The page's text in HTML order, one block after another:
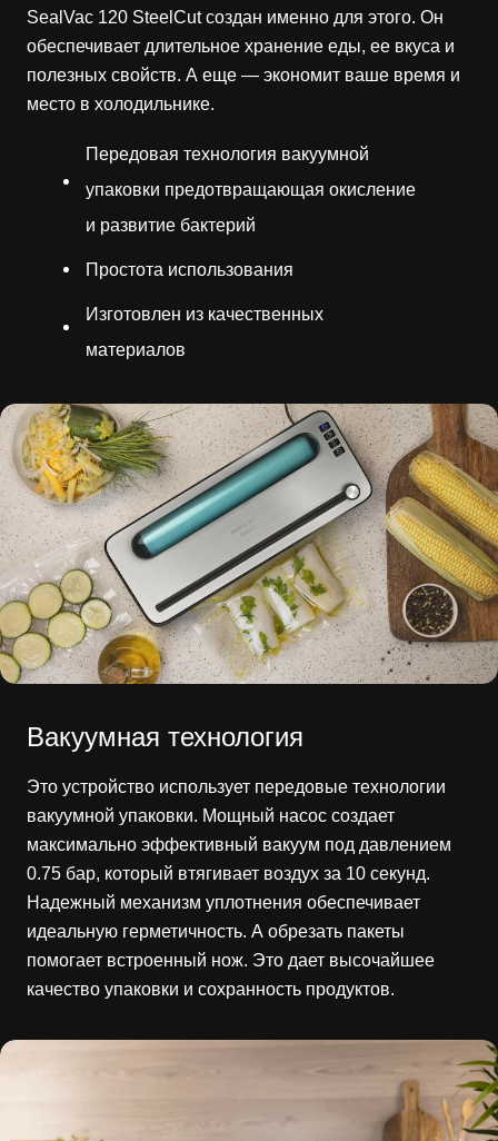
SealVac 120 SteelCut создан именно для этого. Он
обеспечивает длительное хранение еды, ее вкуса и
полезных свойств. А еще — экономит ваше время и
место в холодильнике.
Передовая технология вакуумной
упаковки предотвращающая окисление
и развитие бактерий
Простота использования
Изготовлен из качественных
материалов
Вакуумная технология
Это устройство использует передовые технологии
вакуумной упаковки. Мощный насос создает
максимально эффективный вакуум под давлением
0.75 бар, который втягивает воздух за 10 секунд.
Надежный механизм уплотнения обеспечивает
идеальную герметичность. А обрезать пакеты
помогает встроенный нож. Это дает высочайшее
качество упаковки и сохранность продуктов.